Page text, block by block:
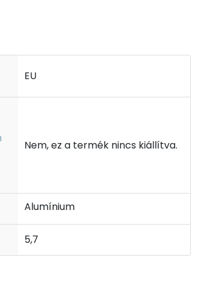
EU
Nem, ez a termék nincs kiállítva.
Alumínium
5,7